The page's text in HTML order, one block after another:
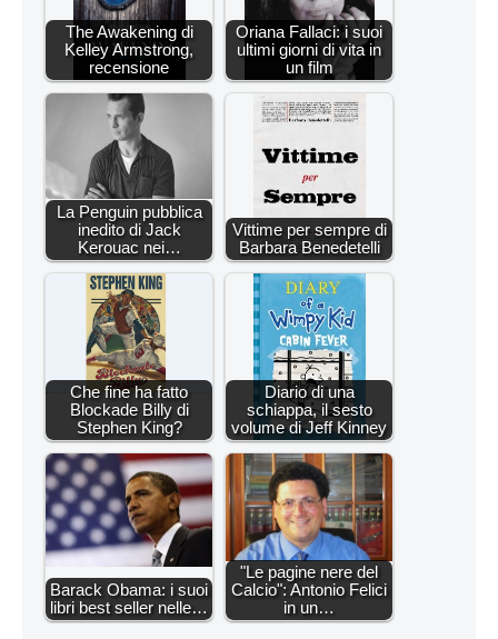
The Awakening di
Kelley Armstrong,
recensione
Oriana Fallaci: i suoi
ultimi giorni di vita in
un film
La Penguin pubblica
inedito di Jack
Kerouac nei…
Vittime per sempre di
Barbara Benedetelli
Che fine ha fatto
Blockade Billy di
Stephen King?
Diario di una
schiappa, il sesto
volume di Jeff Kinney
Barack Obama: i suoi
libri best seller nelle…
"Le pagine nere del
Calcio": Antonio Felici
in un…